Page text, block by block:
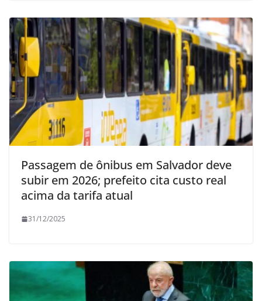
Passagem de ônibus em Salvador deve
subir em 2026; prefeito cita custo real
acima da tarifa atual
31/12/2025